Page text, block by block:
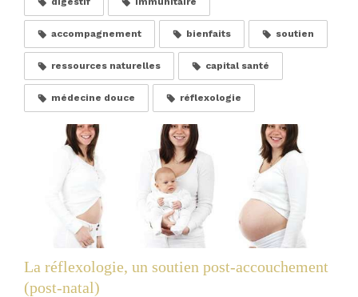
accompagnement bienfaits soutien
ressources naturelles capital santé
médecine douce réflexologie
La réflexologie, un soutien post-accouchement
(post-natal)